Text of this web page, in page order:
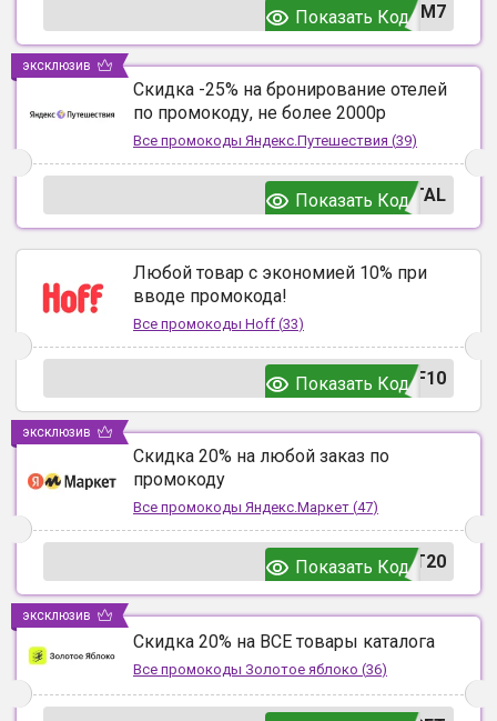
UM7
Показать Код
Скидка -25% на бронирование отелей
по промокоду, не более 2000р
Все промокоды Яндекс.Путешествия (39)
TAL
Показать Код
эксклюзив
Любой товар с экономией 10% при
вводе промокода!
Все промокоды Hoff (33)
F10
Показать Код
Скидка 20% на любой заказ по
промокоду
Все промокоды Яндекс.Маркет (47)
T20
Показать Код
эксклюзив
Скидка 20% на ВСЕ товары каталога
Все промокоды Золотое яблоко (36)
эксклюзив